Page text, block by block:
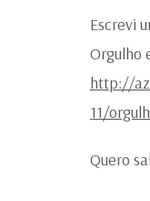
Escrevi
Orgulho
http://
11/
Quero